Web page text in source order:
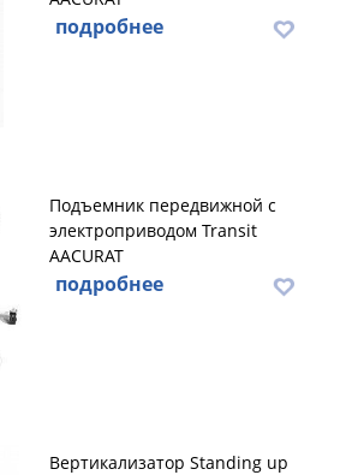
подробнее
Подъемник передвижной с
электроприводом Transit
AACURAT
подробнее
Вертикализатор Standing up